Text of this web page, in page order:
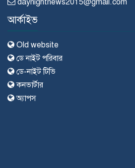
আর্কাইভ
Old website
ডে নাইট পরিবার
ডে-নাইট টিভি
কনভার্টার
অ্যাপস